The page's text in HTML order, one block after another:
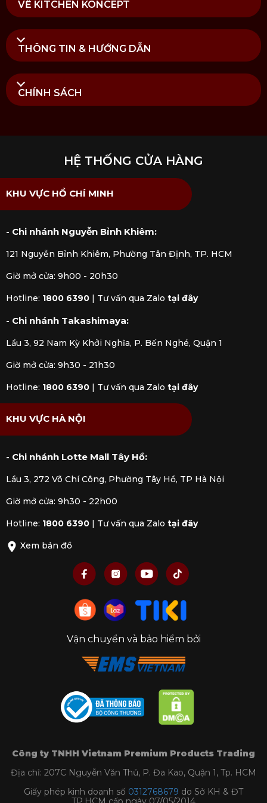
Bảo quản nơi khô ráo, tránh va chạm để hạn chế
nứt vỡ
chính hãng tại Kitchen Koncept
Kitchen Koncept cung cấp ly champagne NUDE
giúp nâng tầm trải nghiệm thưởng thức rượu vang
VỀ KITCHEN KONCEPT
THÔNG TIN & HƯỚNG DẪN
CHÍNH SÁCH
HỆ THỐNG CỬA HÀNG
KHU VỰC HỒ CHÍ MINH
- Chi nhánh Nguyễn Bỉnh Khiêm:
121 Nguyễn Bỉnh Khiêm, Phường Tân Định, TP. HCM
Giờ mở cửa: 9h00 - 20h30
Hotline: 1800 6390 Tư vấn qua Zalo tại đây
- Chi nhánh Takashimaya:
Lầu 3, 92 Nam Kỳ Khởi Nghĩa, P. Bến Nghé, Quận 1
Giờ mở cửa: 9h30 - 21h30
Hotline: 1800 6390 Tư vấn qua Zalo tại đây
KHU VỰC HÀ NỘI
- Chi nhánh Lotte Mall Tây Hồ:
Lầu 3, 272 Võ Chí Công, Phường Tây Hồ, TP Hà Nội
Giờ mở cửa: 9h30 - 22h00
Hotline: 1800 6390 Tư vấn qua Zalo tại đây
Xem bản đồ
Vận chuyển và bảo hiểm bởi
Công ty TNHH Vietnam Premium Products Trading
Địa chỉ: 207C Nguyễn Văn Thủ, P. Đa Kao, Quận 1, Tp. HCM
Giấy phép kinh doanh số 0312768679 do Sở KH & ĐT